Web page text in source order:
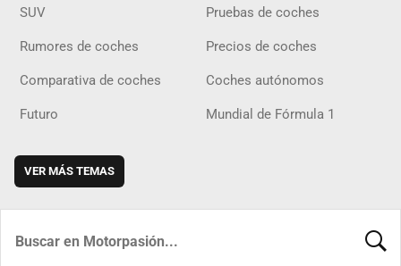
SUV Pruebas de coches
Rumores de coches Precios de coches
Comparativa de coches Coches autónomos
Futuro Mundial de Fórmula 1
VER MÁS TEMAS